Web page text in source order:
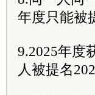
年度只能被
9.2025年度
人被提名